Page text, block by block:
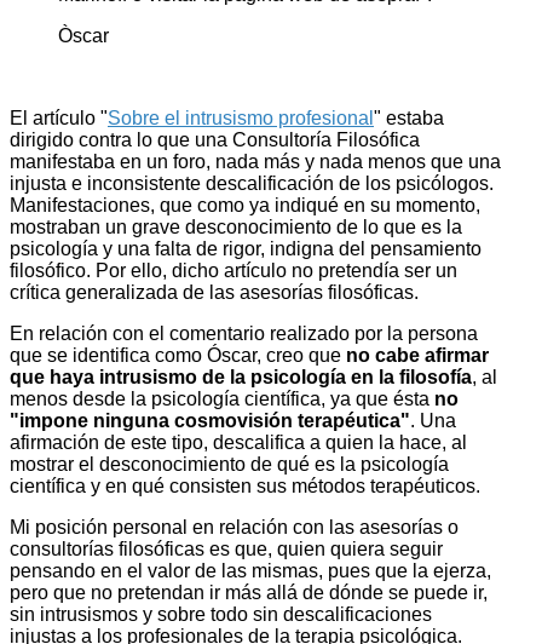
Òscar
El artículo "Sobre el intrusismo profesional " estaba
dirigido contra lo que una Consultoría Filosófica
manifestaba en un foro, nada más y nada menos que una
injusta e inconsistente descalificación de los psicólogos.
Manifestaciones, que como ya indiqué en su momento,
mostraban un grave desconocimiento de lo que es la
psicología y una falta de rigor, indigna del pensamiento
filosófico. Por ello, dicho artículo no pretendía ser un
crítica generalizada de las asesorías filosóficas.
En relación con el comentario realizado por la persona
que se identifica como Óscar, creo que no cabe afirmar
que haya intrusismo de la psicología en la filosofía, al
menos desde la psicología científica, ya que ésta no
"impone ninguna cosmovisión terapéutica". Una
afirmación de este tipo, descalifica a quien la hace, al
mostrar el desconocimiento de qué es la psicología
científica y en qué consisten sus métodos terapéuticos.
Mi posición personal en relación con las asesorías o
consultorías filosóficas es que, quien quiera seguir
pensando en el valor de las mismas, pues que la ejerza,
pero que no pretendan ir más allá de dónde se puede ir,
sin intrusismos y sobre todo sin descalificaciones
injustas a los profesionales de la terapia psicológica.